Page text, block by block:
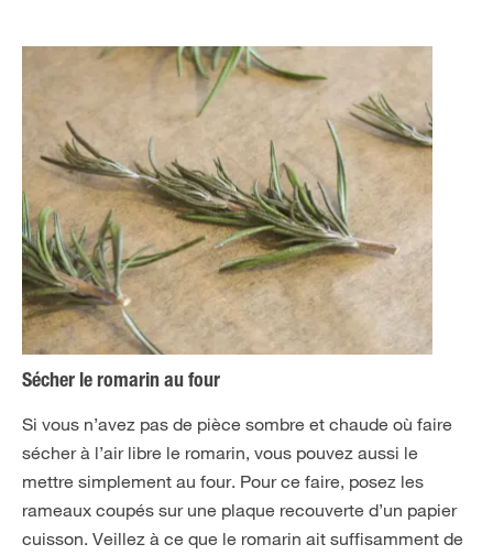
Sécher le romarin au four
Si vous n’avez pas de pièce sombre et chaude où faire
sécher à l’air libre le romarin, vous pouvez aussi le
mettre simplement au four. Pour ce faire, posez les
rameaux coupés sur une plaque recouverte d’un papier
cuisson. Veillez à ce que le romarin ait suffisamment de